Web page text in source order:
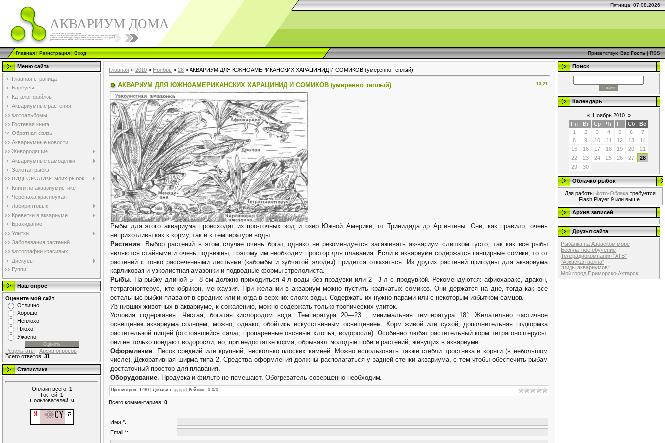
Пятница, 07.08.2026
АКВАРИУМ ДОМА
Главная|Регистрация|Вход Приветствую Вас Гость|RSS
Меню сайта
Главная страница
Барбусы
Каталог файлов
Аквариумные растения
Фотоальбомы
Гостевая книга
Обратная связь
Аквариумные новости
Живородящие
Аквариумные самоделки
Золотая рыбка
ВИДЕОРОЛИКИ моих рыбок
Книги по аквариумистике
Черепаха красноухая
Лабиринтовые
Креветки в аквариуме
Брахиданио
Улитки
Заболевания растений
Фотографии красивых ...
Дискусы
Гуппи
Наш опрос
Оцените мой сайт
Отлично
Хорошо
Неплохо
Плохо
Ужасно
Результаты | Архив опросов
Всего ответов: 31
Статистика
Онлайн всего: 1
Гостей: 1
Пользователей: 0
Главная » 2010 » Ноябрь » 28 » АКВАРИУМ ДЛЯ ЮЖНОАМЕРИКАНСКИХ ХАРАЦИНИД И СОМИКОВ (умеренно теплый)
13:21
АКВАРИУМ ДЛЯ ЮЖНОАМЕРИКАНСКИХ ХАРАЦИНИД И СОМИКОВ (умеренно теплый)
Рыбы для этого аквариума происходят из про-точных вод и озер Южной Америки, от Тринидада до Аргентины. Они, как правило, очень
неприхотливы как к корму, так и к температуре воды.
Растения . Выбор растений в этом случае очень богат, однако не рекомендуется засаживать ак-вариум слишком густо, так как все рыбы
являются стайными и очень подвижны, поэтому им необходим простор для плавания. Если в аквариуме содержатся панцирные сомики, то от
растений с тонко рассеченными листьями (кабомбы и зубчатой элодеи) придется отказаться. Из других растений пригодны для аквариума
карликовая и узколистная амазонки и подводные формы стрелолиста.
Рыбы . На рыбку длиной 5—8 см должно приходиться 4 л воды без продувки или 2—3 л с продувкой. Рекомендуются: афиохаракс, дракон,
тетрагоноптерус, ктенобрикон, менхаузия. При желании в аквариум можно пустить крапчатых сомиков. Они держатся на дне, тогда как все
остальные рыбки плавают в средних или иногда в верхних слоях воды. Содержать их нужно парами или с некоторым избытком самцов.
Из низших животных в аквариуме, к сожалению, можно содержать только тропических улиток.
Условия содержания. Чистая, богатая кислородом вода. Температура 20—23 , минимальная температура 18°. Желательно частичное
освещение аквариума солнцем, можно, однако, обойтись искусственным освещением. Корм живой или сухой, дополнительная подкормка
растительной пищей (отстоявшийся салат, пропаренные овсяные хлопья, водоросли). Особенно любят растительный корм тетрагоноптерусы:
они не только поедают водоросли, но, при недостатке корма, обрывают молодые побеги растений, живущих в аквариуме.
Оформление . Песок средний или крупный, несколько плоских камней. Можно использовать также стебли тростника и коряги (в небольшом
числе). Декоративная ширма типа 2. Средства оформления должны располагаться у задней стенки аквариума, с тем чтобы обеспечить рыбам
достаточный простор для плавания.
Оборудование . Продувка и фильтр не помешают. Обогреватель совершенно необходим.
Просмотров: 1230 | Добавил: gyppi Рейтинг: 0.0/0
Всего комментариев: 0
Имя *:
Email *:
Поиск
Календарь
« Ноябрь 2010 »
Пн
Вт Ср Чт Пт Сб
Вс
1
2 3 4 5 6
7
8
9 10 11 12 13
14
15
16 17 18 19 20
21
22
23 24 25 26 27
28
29
30
Облачко рыбок
Для работы Фото-Облака требуется
Flash Player 9 или выше.
Архив записей
Друзья сайта
Рыбалка на Азовском море
Бесплатное обучение
Телерадиокомпания "АТВ"
"Азовская волна"
"Виды аквариумов"
Мой город Приморско-Ахтарск